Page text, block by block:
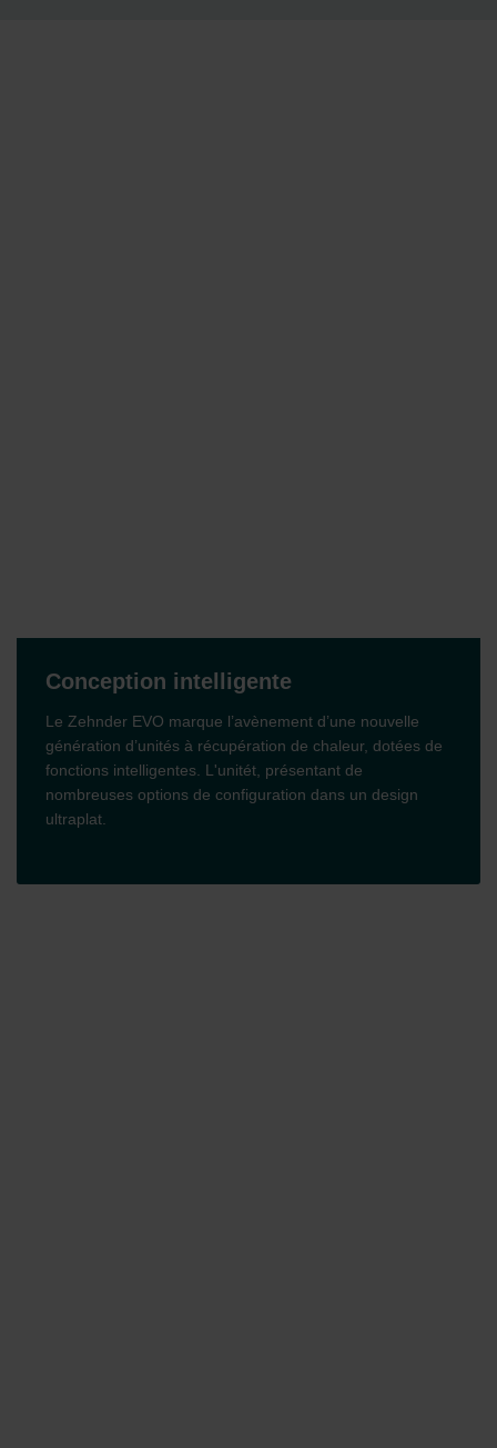
Conception intelligente
Le Zehnder EVO marque l’avènement d’une nouvelle
génération d’unités à récupération de chaleur, dotées de
fonctions intelligentes. L'unitét, présentant de
nombreuses options de configuration dans un design
ultraplat.